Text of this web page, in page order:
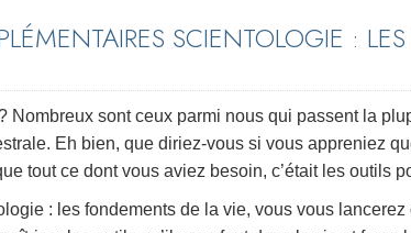
SCIENTOLOGIE :
Nombreux sont ceux parmi nous qui passent la
Eh bien, que diriez-vous si vous appreniez
tout ce dont vous aviez besoin, c’était les outils
: les fondements de la vie, vous vous